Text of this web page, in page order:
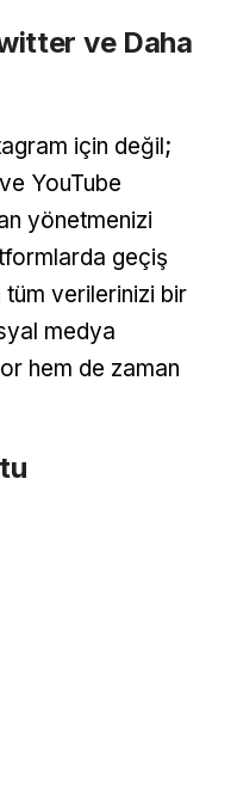
ve Daha
için değil;
YouTube
yönetmenizi
geçiş
verilerinizi bir
medya
hem de zaman